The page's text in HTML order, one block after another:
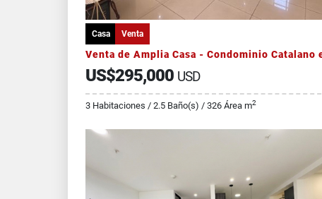
Casa Venta
US$295,000 USD
3 Habitaciones / 2.5 Baño(s) / 326 Área m2